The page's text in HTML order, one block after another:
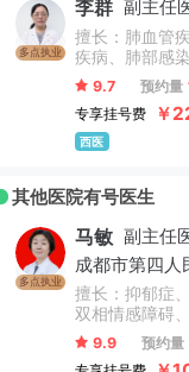
多点执业
李群 副主任
擅长：肺血管
疾病、肺部感
等的诊治及抢
9.7 预约量
专享挂号费
￥
西医
其他医院有号医生
多点执业
马敏 副主任
成都市第四人
擅长：抑郁症
双相情感障碍
格障碍、妄想
青少年心理障
9.9 预约量